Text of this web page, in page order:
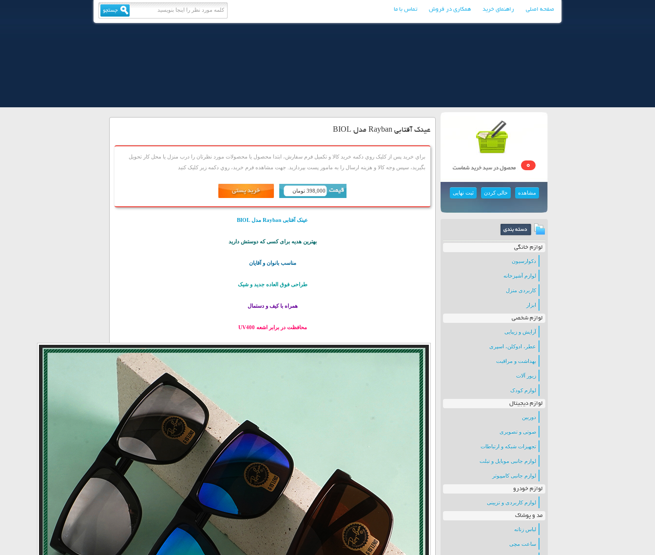
صفحه اصلی راهنمای خرید همکاری در فروش تماس با ما
0
مشاهده خالی کردن ثبت نهایی
لوازم خانگی
دکوارسیون
لوازم آشپزخانه
کاربردی منزل
ابزار
لوازم شخصی
آرایش و زیبایی
عطر، ادوکلن، اسپری
بهداشت و مراقبت
زیور آلات
لوازم کودک
لوازم دیجیتال
دوربین
صوتی و تصویری
تجهیزات شبکه و ارتباطات
لوازم جانبی موبایل و تبلت
لوازم جانبی کامپیوتر
لوازم خودرو
لوازم کاربردی و تزیینی
مد و پوشاک
لباس زنانه
ساعت مچی
عینک آفتابی Rayban مدل BIOL
براي خريد پس از کليک روي دکمه خريد کالا و تکميل فرم سفارش، ابتدا محصول يا محصولات مورد نظرتان را درب منزل يا محل کار تحويل
بگيريد، سپس وجه کالا و هزينه ارسال را به مامور پست بپردازيد. جهت مشاهده فرم خريد، روي دکمه زير کليک کنيد
398,000 تومان
عینک آفتابی Rayban مدل BIOL
بهترین هدیه برای کسی که دوستش دارید
مناسب بانوان و آقایان
طراحی فوق العاده جديد و شيک
همراه با كيف و دستمال
محافظت در برابر اشعه‌ UV400